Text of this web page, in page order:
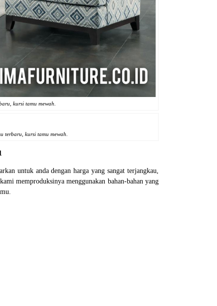
kursi tamu mewah.
terbaru, kursi tamu mewah.
untuk anda dengan harga yang sangat terjangkau,
memproduksinya menggunakan bahan-bahan yang